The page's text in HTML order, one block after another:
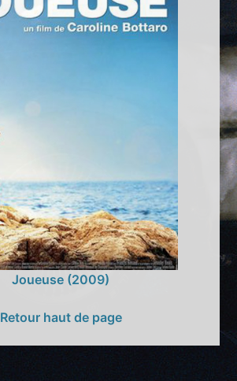
Joueuse (2009)
Retour haut de page